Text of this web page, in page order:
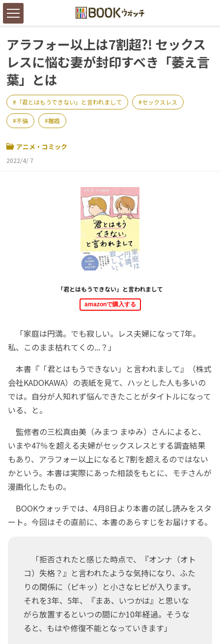
アラフォー以上は7割超?! セックス
レスに悩む妻が封印すべき「萎え言
葉」とは
「君とはもうできない」と言われまして セックスレス
不倫 離婚
アニメ・コミック
2022/4/ 7
「君とはもうできない」と言われまして
amazonで購入する
「家庭は円満。でも寂しい。レス夫婦になって7年。
私、このまま枯れてくの...？」
本書『「君とはもうできない」と言われまして』（株式
会社KADOKAWA）の表紙を見て、ハッとした人も多いの
では。自分が人知れず悩んできたことがタイトルになって
いる、と。
監修者の三松真由美（みまつ まゆみ）さんによると、
いまや47％を超える夫婦がセックスレスとする調査結果
もあり、アラフォー以上になると7割を超えるのではない
かという。本書は実際にあった相談をもとに、モチさんが
漫画化したもの。
BOOKウォッチでは、4月8日より本書の試し読みをスタ
ート。今回はその直前に、本書のあらすじをお届けする。
「拒否されたと感じた時点で、『オンナ（オト
コ）失格？』と言われたような気持になり、ふた
りの関係に（ピキッ）と小さなヒビが入ります。
それを3年、5年、『まあ、いつかは』と思いな
がら放置するといつの間にか10年経過。そうな
ると、もはや修復不能となっていきます」